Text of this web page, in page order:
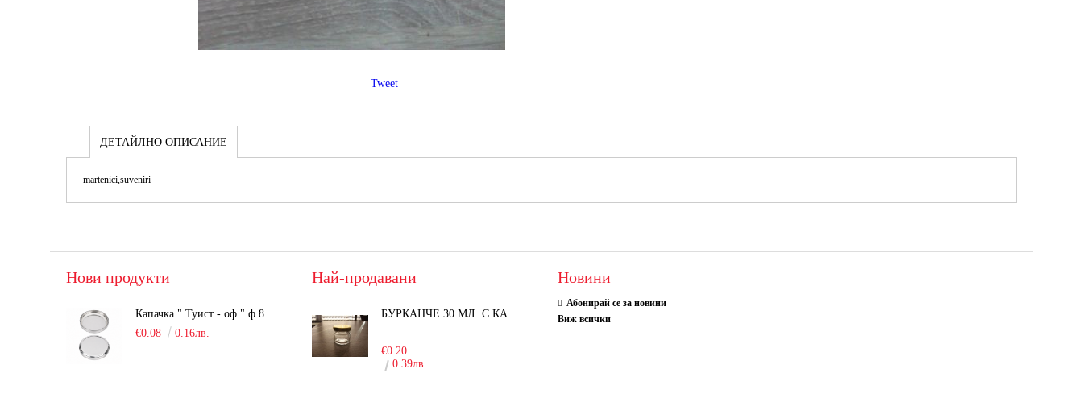
Tweet
ДЕТАЙЛНО ОПИСАНИЕ
martenici,suveniri
Нови продукти
Капачка " Туист - оф " ф 82мм, сребриста, Люка
€0.08
0.16лв.
Най-продавани
БУРКАНЧЕ 30 МЛ. С КАПАЧКА
€0.20
0.39лв.
Новини
Абонирай се за новини
Виж всички